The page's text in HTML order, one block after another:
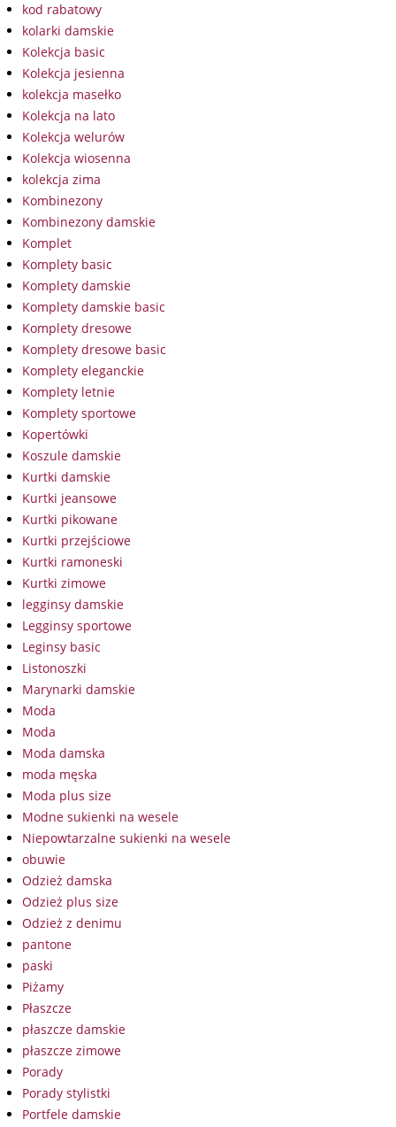
kod rabatowy
kolarki damskie
Kolekcja basic
Kolekcja jesienna
kolekcja masełko
Kolekcja na lato
Kolekcja welurów
Kolekcja wiosenna
kolekcja zima
Kombinezony
Kombinezony damskie
Komplet
Komplety basic
Komplety damskie
Komplety damskie basic
Komplety dresowe
Komplety dresowe basic
Komplety eleganckie
Komplety letnie
Komplety sportowe
Kopertówki
Koszule damskie
Kurtki damskie
Kurtki jeansowe
Kurtki pikowane
Kurtki przejściowe
Kurtki ramoneski
Kurtki zimowe
legginsy damskie
Legginsy sportowe
Leginsy basic
Listonoszki
Marynarki damskie
Moda
Moda
Moda damska
moda męska
Moda plus size
Modne sukienki na wesele
Niepowtarzalne sukienki na wesele
obuwie
Odzież damska
Odzież plus size
Odzież z denimu
pantone
paski
Piżamy
Płaszcze
płaszcze damskie
płaszcze zimowe
Porady
Porady stylistki
Portfele damskie